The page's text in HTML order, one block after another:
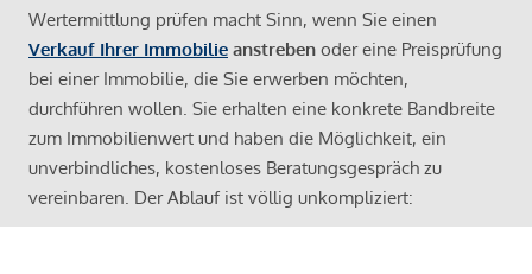
Wertermittlung prüfen macht Sinn, wenn Sie einen
Verkauf Ihrer Immobilie anstreben oder eine Preisprüfung
bei einer Immobilie, die Sie erwerben möchten,
durchführen wollen. Sie erhalten eine konkrete Bandbreite
zum Immobilienwert und haben die Möglichkeit, ein
unverbindliches, kostenloses Beratungsgespräch zu
vereinbaren. Der Ablauf ist völlig unkompliziert: